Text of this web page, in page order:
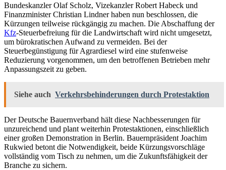
Bundeskanzler Olaf Scholz, Vizekanzler Robert Habeck und
Finanzminister Christian Lindner haben nun beschlossen, die
Kürzungen teilweise rückgängig zu machen. Die Abschaffung der
Kfz-Steuerbefreiung für die Landwirtschaft wird nicht umgesetzt,
um bürokratischen Aufwand zu vermeiden. Bei der
Steuerbegünstigung für Agrardiesel wird eine stufenweise
Reduzierung vorgenommen, um den betroffenen Betrieben mehr
Anpassungszeit zu geben.
Siehe auch Verkehrsbehinderungen durch Protestaktion
Der Deutsche Bauernverband hält diese Nachbesserungen für
unzureichend und plant weiterhin Protestaktionen, einschließlich
einer großen Demonstration in Berlin. Bauernpräsident Joachim
Rukwied betont die Notwendigkeit, beide Kürzungsvorschläge
vollständig vom Tisch zu nehmen, um die Zukunftsfähigkeit der
Branche zu sichern.